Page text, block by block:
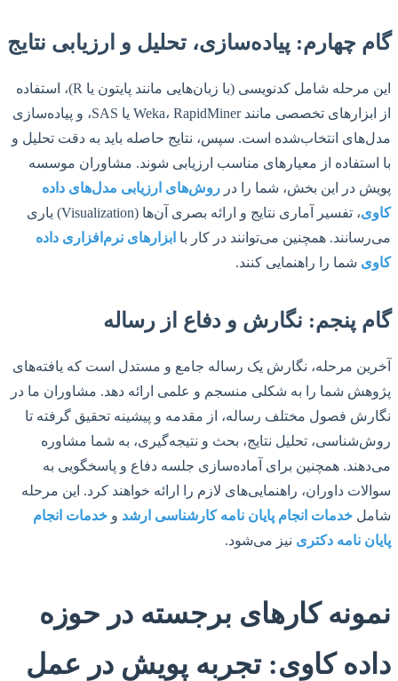
گام چهارم: پیاده‌سازی، تحلیل و ارزیابی نتایج
این مرحله شامل کدنویسی (با زبان‌هایی مانند پایتون یا R)، استفاده
از ابزارهای تخصصی مانند Weka، RapidMiner یا SAS، و پیاده‌سازی
مدل‌های انتخاب‌شده است. سپس، نتایج حاصله باید به دقت تحلیل و
با استفاده از معیارهای مناسب ارزیابی شوند. مشاوران موسسه
پویش در این بخش، شما را در روش‌های ارزیابی مدل‌های داده
کاوی
، تفسیر آماری نتایج و ارائه بصری آن‌ها (Visualization) یاری
می‌رسانند. همچنین می‌توانند در کار با ابزارهای نرم‌افزاری داده
کاوی شما را راهنمایی کنند.
گام پنجم: نگارش و دفاع از رساله
آخرین مرحله، نگارش یک رساله جامع و مستدل است که یافته‌های
پژوهش شما را به شکلی منسجم و علمی ارائه دهد. مشاوران ما در
نگارش فصول مختلف رساله، از مقدمه و پیشینه تحقیق گرفته تا
روش‌شناسی، تحلیل نتایج، بحث و نتیجه‌گیری، به شما مشاوره
می‌دهند. همچنین برای آماده‌سازی جلسه دفاع و پاسخگویی به
سوالات داوران، راهنمایی‌های لازم را ارائه خواهند کرد. این مرحله
شامل خدمات انجام پایان نامه کارشناسی ارشد و خدمات انجام
پایان نامه دکتری نیز می‌شود.
نمونه کارهای برجسته در حوزه
داده کاوی: تجربه پویش در عمل